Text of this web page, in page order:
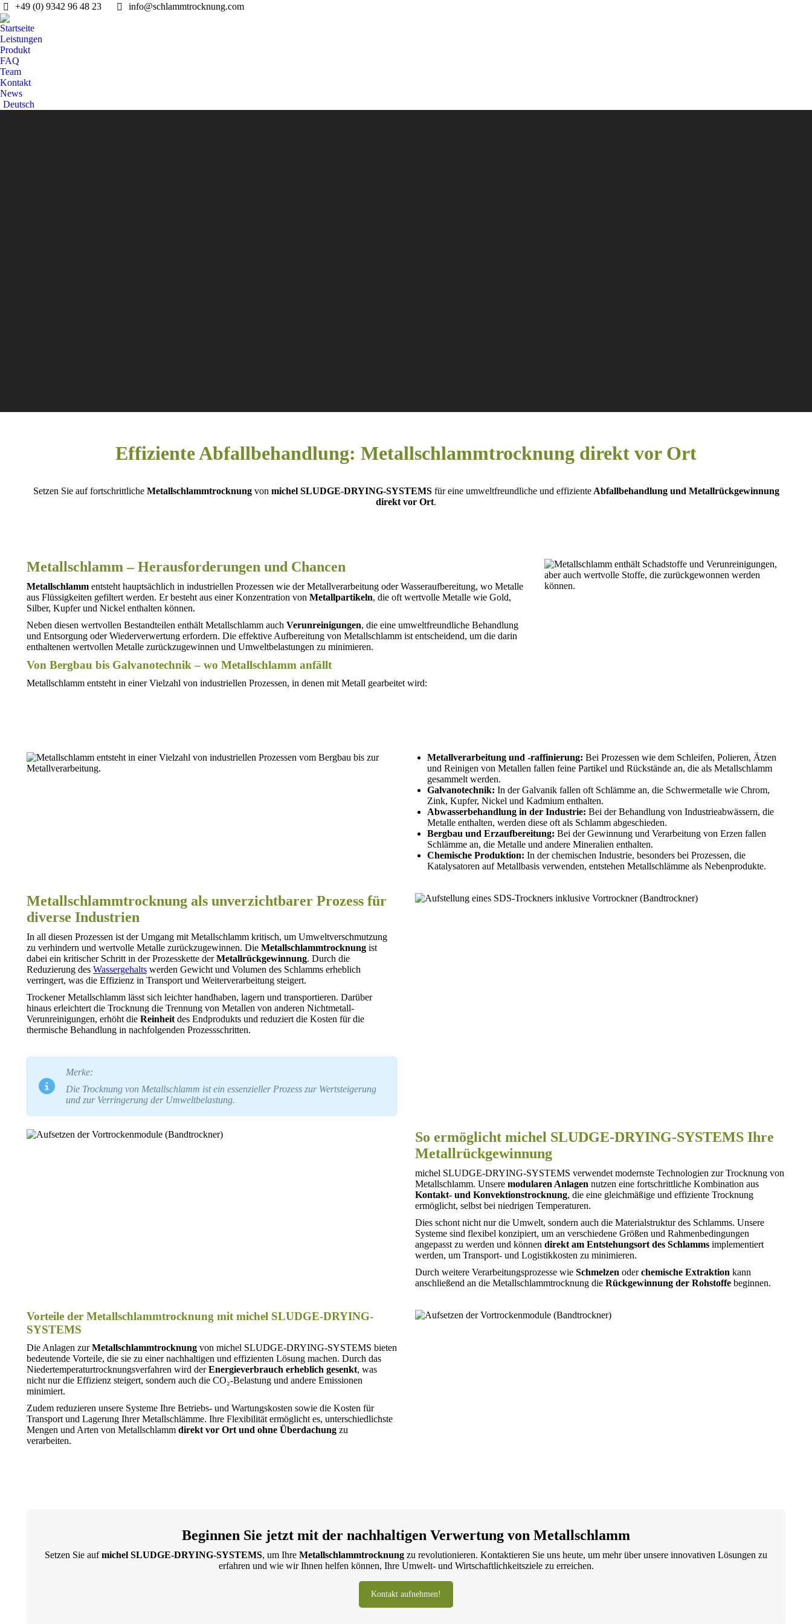
+49 (0) 9342 96 48 23 info@schlammtrocknung.com
Startseite
Leistungen
Produkt
FAQ
Team
Kontakt
News
Deutsch
Effiziente Abfallbehandlung: Metallschlammtrocknung direkt vor Ort
Setzen Sie auf fortschrittliche Metallschlammtrocknungvon michel SLUDGE-DRYING-SYSTEMSfür eine umweltfreundliche und effizienteAbfallbehandlung und Metallrückgewinnung
direkt vor Ort.
Metallschlamm – Herausforderungen und Chancen
Metallschlamm entsteht hauptsächlich in industriellen Prozessen wie der Metallverarbeitung oder Wasseraufbereitung, wo Metalle
aus Flüssigkeiten gefiltert werden. Er besteht aus einer Konzentration von Metallpartikeln, die oft wertvolle Metalle wie Gold,
Silber, Kupfer und Nickel enthalten können.
Neben diesen wertvollen Bestandteilen enthält Metallschlamm auch Verunreinigungen, die eine umweltfreundliche Behandlung
und Entsorgung oder Wiederverwertung erfordern. Die effektive Aufbereitung von Metallschlamm ist entscheidend, um die darin
enthaltenen wertvollen Metalle zurückzugewinnen und Umweltbelastungen zu minimieren.
Von Bergbau bis Galvanotechnik – wo Metallschlamm anfällt
Metallschlamm entsteht in einer Vielzahl von industriellen Prozessen, in denen mit Metall gearbeitet wird:
Metallverarbeitung und -raffinierung: Bei Prozessen wie dem Schleifen, Polieren, Ätzen
und Reinigen von Metallen fallen feine Partikel und Rückstände an, die als Metallschlamm
gesammelt werden.
Galvanotechnik: In der Galvanik fallen oft Schlämme an, die Schwermetalle wie Chrom,
Zink, Kupfer, Nickel und Kadmium enthalten.
Abwasserbehandlung in der Industrie: Bei der Behandlung von Industrieabwässern, die
Metalle enthalten, werden diese oft als Schlamm abgeschieden.
Bergbau und Erzaufbereitung: Bei der Gewinnung und Verarbeitung von Erzen fallen
Schlämme an, die Metalle und andere Mineralien enthalten.
Chemische Produktion: In der chemischen Industrie, besonders bei Prozessen, die
Katalysatoren auf Metallbasis verwenden, entstehen Metallschlämme als Nebenprodukte.
Metallschlammtrocknung als unverzichtbarer Prozess für
diverse Industrien
In all diesen Prozessen ist der Umgang mit Metallschlamm kritisch, um Umweltverschmutzung
zu verhindern und wertvolle Metalle zurückzugewinnen. Die Metallschlammtrocknung ist
dabei ein kritischer Schritt in der Prozesskette derMetallrückgewinnung. Durch die
Reduzierung des Wassergehalts werden Gewicht und Volumen des Schlamms erheblich
verringert, was die Effizienz in Transport und Weiterverarbeitung steigert.
Trockener Metallschlamm lässt sich leichter handhaben, lagern und transportieren. Darüber
hinaus erleichtert die Trocknung die Trennung von Metallen von anderen Nichtmetall-
Verunreinigungen, erhöht die Reinheit des Endprodukts und reduziert die Kosten für die
thermische Behandlung in nachfolgenden Prozessschritten.
Merke:
Die Trocknung von Metallschlamm ist ein essenzieller Prozess zur Wertsteigerung
und zur Verringerung der Umweltbelastung.
So ermöglicht michel SLUDGE-DRYING-SYSTEMS Ihre
Metallrückgewinnung
michel SLUDGE-DRYING-SYSTEMS verwendet modernste Technologien zur Trocknung von
Metallschlamm. Unsere modularen Anlagen nutzen eine fortschrittliche Kombination aus
Kontakt- und Konvektionstrocknung, die eine gleichmäßige und effiziente Trocknung
ermöglicht, selbst bei niedrigen Temperaturen.
Dies schont nicht nur die Umwelt, sondern auch die Materialstruktur des Schlamms. Unsere
Systeme sind flexibel konzipiert, um an verschiedene Größen und Rahmenbedingungen
angepasst zu werden und können direkt am Entstehungsort des Schlamms implementiert
werden, um Transport- und Logistikkosten zu minimieren.
Durch weitere Verarbeitungsprozesse wie Schmelzen oderchemische Extraktion kann
anschließend an die Metallschlammtrocknung die Rückgewinnung der Rohstoffe beginnen.
Vorteile der Metallschlammtrocknung mit michel SLUDGE-DRYING-
SYSTEMS
Die Anlagen zurMetallschlammtrocknung von michel SLUDGE-DRYING-SYSTEMS bieten
bedeutende Vorteile, die sie zu einer nachhaltigen und effizienten Lösung machen. Durch das
Niedertemperaturtrocknungsverfahren wird derEnergieverbrauch erheblich gesenkt, was
nicht nur die Effizienz steigert, sondern auch die CO₂-Belastung und andere Emissionen
minimiert.
Zudem reduzieren unsere Systeme Ihre Betriebs- und Wartungskosten sowie die Kosten für
Transport und Lagerung Ihrer Metallschlämme. Ihre Flexibilität ermöglicht es, unterschiedlichste
Mengen und Arten von Metallschlamm direkt vor Ort und ohne Überdachung zu
verarbeiten.
Beginnen Sie jetzt mit der nachhaltigen Verwertung von Metallschlamm
Setzen Sie aufmichel SLUDGE-DRYING-SYSTEMS, um Ihre Metallschlammtrocknung zu revolutionieren. Kontaktieren Sie uns heute, um mehr über unsere innovativen Lösungen zu
erfahren und wie wir Ihnen helfen können, Ihre Umwelt- und Wirtschaftlichkeitsziele zu erreichen.
Kontakt aufnehmen!